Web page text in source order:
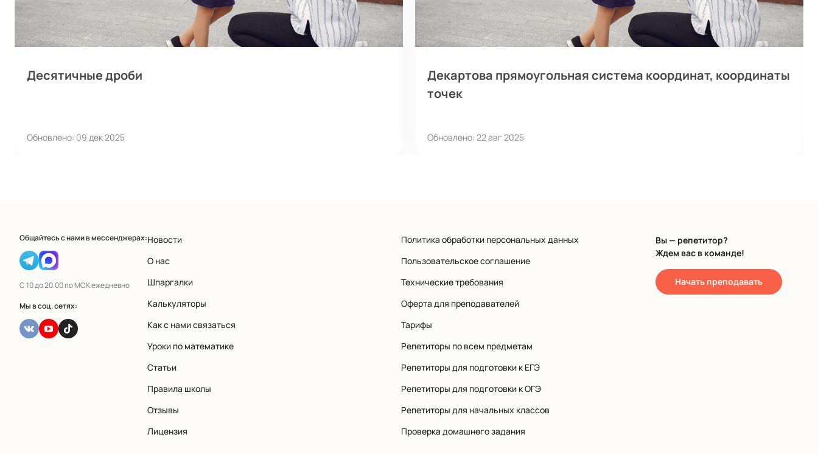
Десятичные дроби
Обновлено: 09 дек 2025
Декартова прямоугольная система координат, координаты
точек
Обновлено: 22 авг 2025
Общайтесь с нами в мессенджерах:
С 10 до 20.00 по МСК ежедневно
Мы в соц. сетях:
Новости
О нас
Шпаргалки
Калькуляторы
Как с нами связаться
Уроки по математике
Статьи
Правила школы
Отзывы
Лицензия
Политика обработки персональных данных
Пользовательское соглашение
Технические требования
Оферта для преподавателей
Тарифы
Репетиторы по всем предметам
Репетиторы для подготовки к ЕГЭ
Репетиторы для подготовки к ОГЭ
Репетиторы для начальных классов
Проверка домашнего задания
Вы — репетитор?
Ждем вас в команде!
Начать преподавать